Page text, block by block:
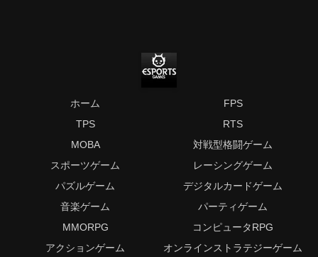
ホーム
FPS
TPS
RTS
MOBA
対戦型格闘ゲーム
スポーツゲーム
レーシングゲーム
パズルゲーム
デジタルカードゲーム
音楽ゲーム
パーティゲーム
MMORPG
コンピュータRPG
アクションゲーム
オンラインストラテジーゲーム